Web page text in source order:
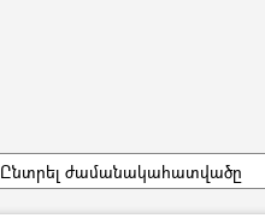
Ընտրել ժամանակահատվածը